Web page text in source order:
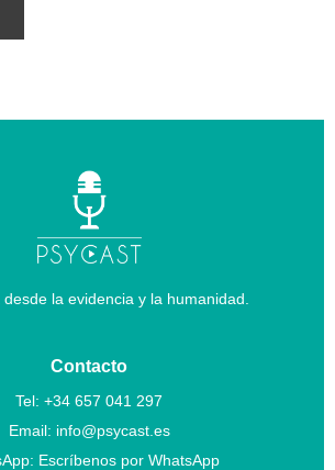
desde la evidencia y la humanidad.
Contacto
Tel: +34 657 041 297
Email: info@psycast.es
Escríbenos por WhatsApp